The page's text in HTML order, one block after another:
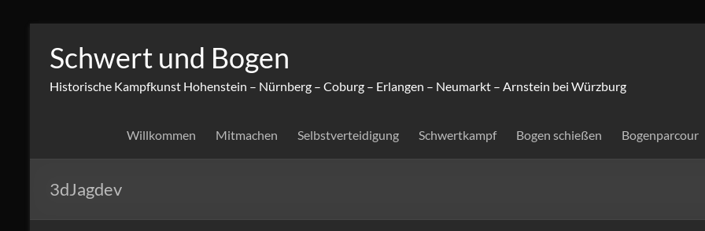
Inhalt
springen
Schwert und Bogen
Historische Kampfkunst Hohenstein – Nürnberg – Coburg – Erlangen – Neumarkt – Arnstein bei Würzburg
Willkommen Mitmachen Selbstverteidigung Schwertkampf Bogen schießen Bogenparcour
3dJagdev